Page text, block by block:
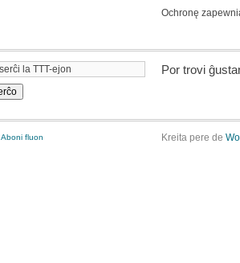
Ochronę
Por trovi
Aboni fluon Kreita pere de